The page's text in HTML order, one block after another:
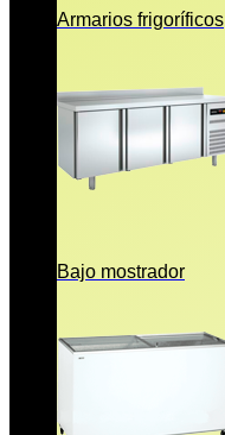
Armarios frigoríficos
Bajo mostrador